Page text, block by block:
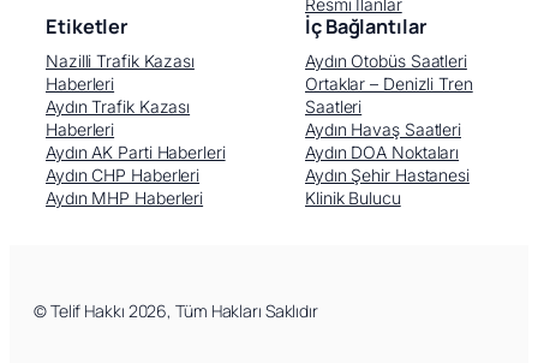
Facebook X (Twitter)
Resmi İlanlar
Etiketler
Nazilli Trafik Kazası
Haberleri
Aydın Trafik Kazası
Haberleri
Aydın AK Parti Haberleri
Aydın CHP Haberleri
Aydın MHP Haberleri
İç Bağlantılar
Aydın Otobüs Saatleri
Ortaklar – Denizli Tren
Saatleri
Aydın Havaş Saatleri
Aydın DOA Noktaları
Aydın Şehir Hastanesi
Klinik Bulucu
© Telif Hakkı 2026, Tüm Hakları Saklıdır